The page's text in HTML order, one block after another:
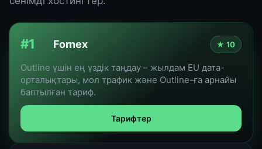
#1 Fornex ★ 10
Outline үшін ең үздік таңдау – жылдам EU дата-
орталықтары, мол трафик және Outline-ға арнайы
баптылған тариф.
Тарифтер